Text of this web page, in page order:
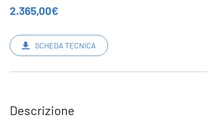
2.365,00€
SCHEDA TECNICA
Descrizione